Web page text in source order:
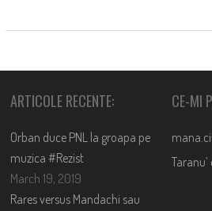
ARTICOLE RECENTE:
Orban duce PNL la groapa pe
muzica #Rezist
March 19, 2019
Rares versus Mandachi sau
CE-MI